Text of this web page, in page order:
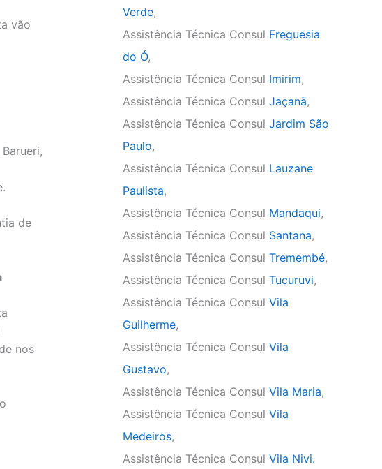
vão
de
nos
Verde,
Assistência Técnica Consul Freguesia
do Ó,
Assistência Técnica Consul Imirim,
Assistência Técnica Consul Jaçanã,
Assistência Técnica Consul Jardim São
Paulo,
Assistência Técnica Consul Lauzane
Paulista,
Assistência Técnica Consul Mandaqui,
Assistência Técnica Consul Santana,
Assistência Técnica Consul Tremembé,
Assistência Técnica Consul Tucuruvi,
Assistência Técnica Consul Vila
Guilherme,
Assistência Técnica Consul Vila
Gustavo,
Assistência Técnica Consul Vila Maria,
Assistência Técnica Consul Vila
Medeiros,
Assistência Técnica Consul Vila Nivi.